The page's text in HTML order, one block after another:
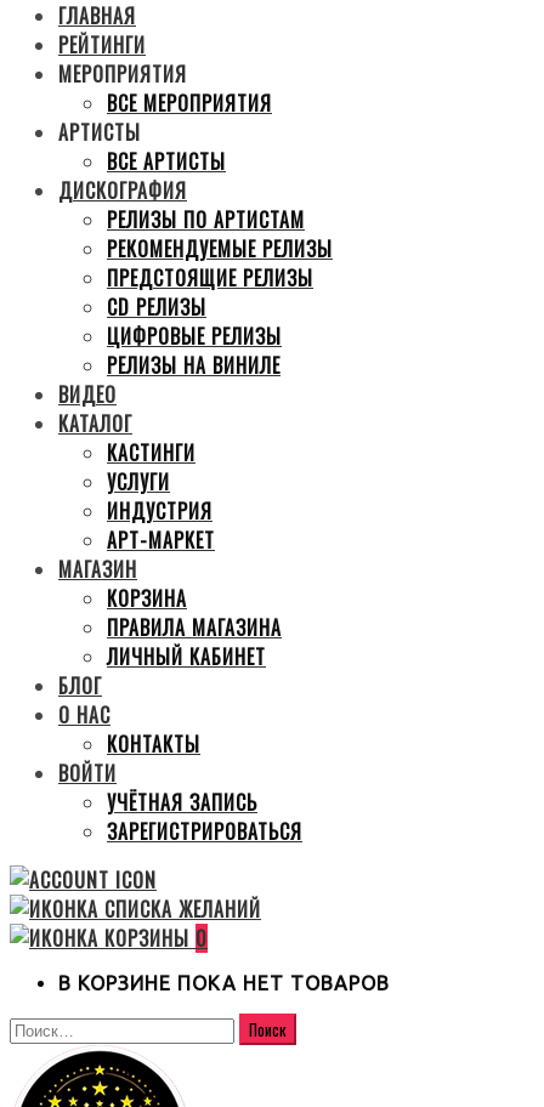
ГЛАВНАЯ
РЕЙТИНГИ
МЕРОПРИЯТИЯ
ВСЕ МЕРОПРИЯТИЯ
АРТИСТЫ
ВСЕ АРТИСТЫ
ДИСКОГРАФИЯ
РЕЛИЗЫ ПО АРТИСТАМ
РЕКОМЕНДУЕМЫЕ РЕЛИЗЫ
ПРЕДСТОЯЩИЕ РЕЛИЗЫ
CD РЕЛИЗЫ
ЦИФРОВЫЕ РЕЛИЗЫ
РЕЛИЗЫ НА ВИНИЛЕ
ВИДЕО
КАТАЛОГ
КАСТИНГИ
УСЛУГИ
ИНДУСТРИЯ
АРТ-МАРКЕТ
МАГАЗИН
КОРЗИНА
ПРАВИЛА МАГАЗИНА
ЛИЧНЫЙ КАБИНЕТ
БЛОГ
О НАС
КОНТАКТЫ
ВОЙТИ
УЧЁТНАЯ ЗАПИСЬ
ЗАРЕГИСТРИРОВАТЬСЯ
0
В КОРЗИНЕ ПОКА НЕТ ТОВАРОВ